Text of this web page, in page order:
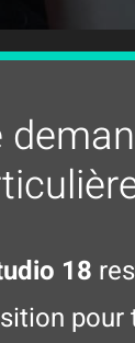
18
pour